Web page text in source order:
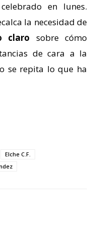
en lunes.
la necesidad de
claro sobre cómo
de cara a la
se repita lo que ha
Elche C.F.